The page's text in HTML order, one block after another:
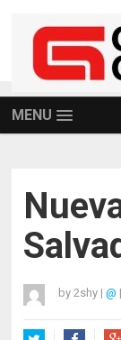
MENU
by2shy | @ |